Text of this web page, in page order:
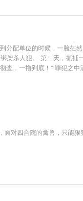
分配单位的时候，一脸
架杀人犯。 第二天，抓
查，一撸到底！” 罪犯之
对四合院的禽兽，只能